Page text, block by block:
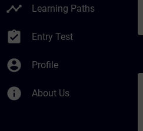
timeline Learning Paths
assignment_turned_in Entry Test
account_circle Profile
info About Us